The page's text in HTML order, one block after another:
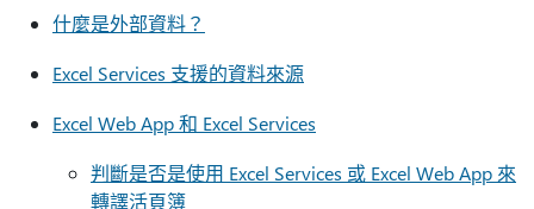
什麼是外部資料？
Excel Services 支援的資料來源
Excel Web App 和 Excel Services
判斷是否是使用 Excel Services 或 Excel Web App 來
轉譯活頁簿